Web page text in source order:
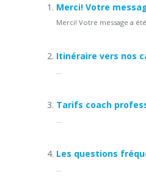
Merci! Votre
Merci! Votre message a
Itinéraire vers nos
Tarifs coach
Les questions